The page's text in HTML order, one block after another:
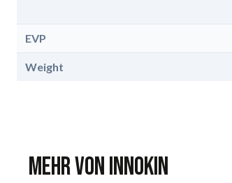
EVP
Weight
Mehr von Innokin